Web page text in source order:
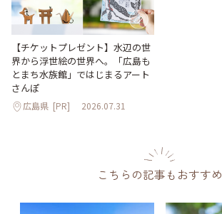
【チケットプレゼント】水辺の世
界から浮世絵の世界へ。「広島も
とまち水族館」ではじまるアート
さんぽ
広島県 [PR] 2026.07.31
こちらの記事もおすすめ